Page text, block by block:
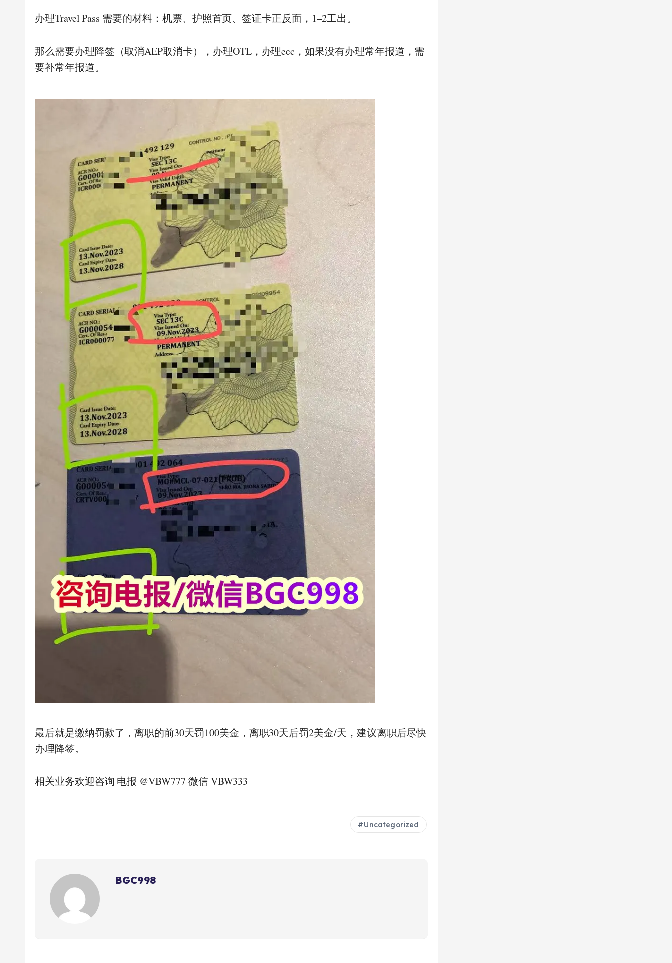
办理Travel Pass 需要的材料：机票、护照首页、签证卡正反面，1–2工出。
那么需要办理降签（取消AEP取消卡），办理OTL，办理ecc，如果没有办理常年报道，需
要补常年报道。
最后就是缴纳罚款了，离职的前30天罚100美金，离职30天后罚2美金/天，建议离职后尽快
办理降签。
相关业务欢迎咨询 电报 @VBW777 微信 VBW333
Uncategorized
BGC998